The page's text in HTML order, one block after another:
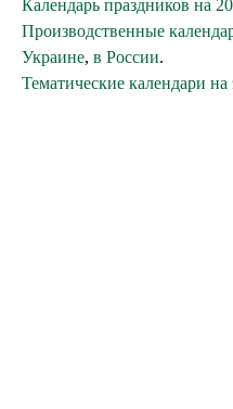
Календарь праздников на
Производственные
Украине, в России.
Тематические календари